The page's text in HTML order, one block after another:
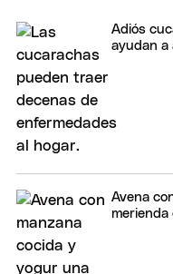
Adiós
ayudan a
Avena
merienda